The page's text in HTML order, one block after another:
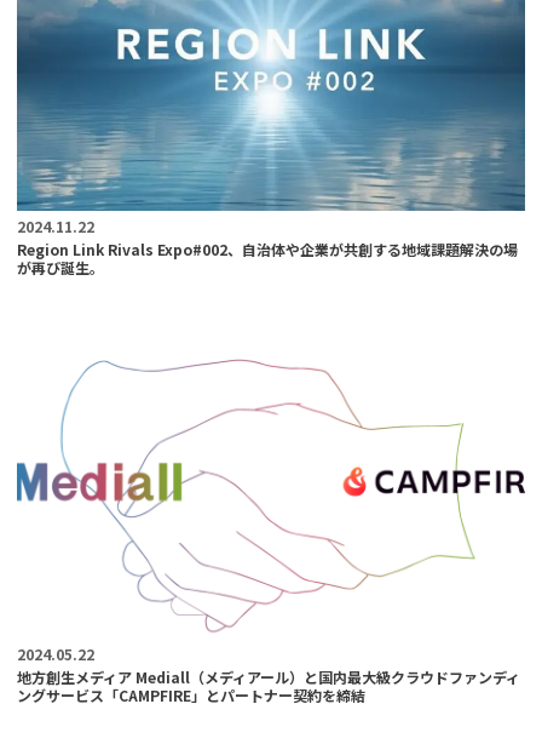
2024.11.22
Region Link Rivals Expo#002、自治体や企業が共創する地域課題解決の場
が再び誕生。
2024.05.22
地方創生メディア Mediall（メディアール）と国内最大級クラウドファンディ
ングサービス「CAMPFIRE」とパートナー契約を締結